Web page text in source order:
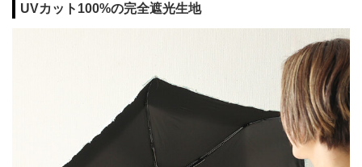
UVカット100%の完全遮光生地